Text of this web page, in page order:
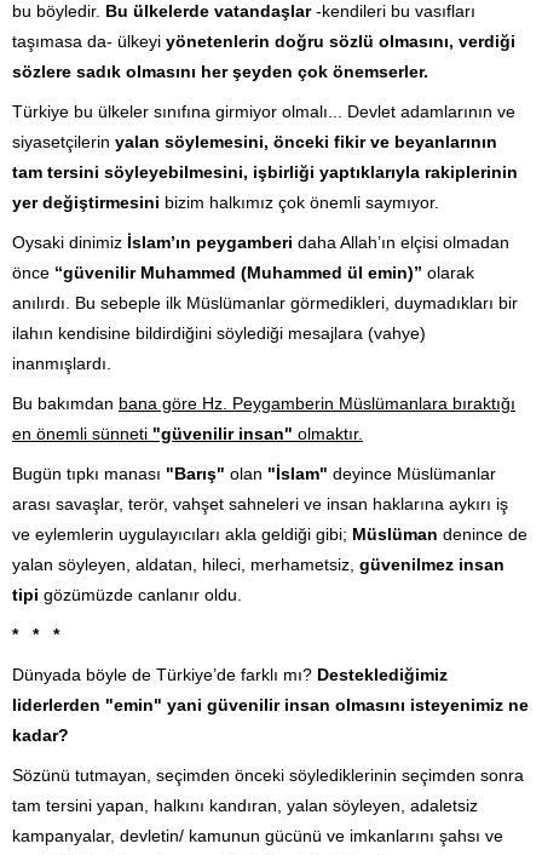
bu böyledir. Bu ülkelerde vatandaşlar-kendileri bu vasıfları
taşımasa da- ülkeyi yönetenlerin doğru sözlü olmasını, verdiği
sözlere sadık olmasını her şeyden çok önemserler.
Türkiye bu ülkeler sınıfına girmiyor olmalı... Devlet adamlarının ve
siyasetçilerin yalan söylemesini, önceki fikir ve beyanlarının
tam tersini söyleyebilmesini, işbirliği yaptıklarıyla rakiplerinin
yer değiştirmesini bizim halkımız çok önemli saymıyor.
Oysaki dinimiz İslam’ın peygamberi daha Allah’ın elçisi olmadan
önce “güvenilir Muhammed (Muhammed ül emin)” olarak
anılırdı. Bu sebeple ilk Müslümanlar görmedikleri, duymadıkları bir
ilahın kendisine bildirdiğini söylediği mesajlara (vahye)
inanmışlardı.
Bu bakımdan bana göre Hz. Peygamberin Müslümanlara bıraktığı
en önemli sünneti "güvenilir insan" olmaktır.
Bugün tıpkı manası "Barış" olan "İslam" deyince Müslümanlar
arası savaşlar, terör, vahşet sahneleri ve insan haklarına aykırı iş
ve eylemlerin uygulayıcıları akla geldiği gibi; Müslüman denince de
yalan söyleyen, aldatan, hileci, merhametsiz, güvenilmez insan
tipi gözümüzde canlanır oldu.
* * *
Dünyada böyle de Türkiye’de farklı mı? Desteklediğimiz
liderlerden "emin" yani güvenilir insan olmasını isteyenimiz ne
kadar?
Sözünü tutmayan, seçimden önceki söylediklerinin seçimden sonra
tam tersini yapan, halkını kandıran, yalan söyleyen, adaletsiz
kampanyalar, devletin/ kamunun gücünü ve imkanlarını şahsı ve